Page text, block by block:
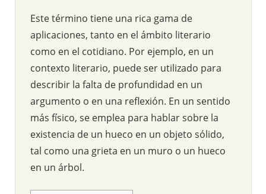
Este término tiene una rica gama de
aplicaciones, tanto en el ámbito literario
como en el cotidiano. Por ejemplo, en un
contexto literario, puede ser utilizado para
describir la falta de profundidad en un
argumento o en una reflexión. En un sentido
más físico, se emplea para hablar sobre la
existencia de un hueco en un objeto sólido,
tal como una grieta en un muro o un hueco
en un árbol.